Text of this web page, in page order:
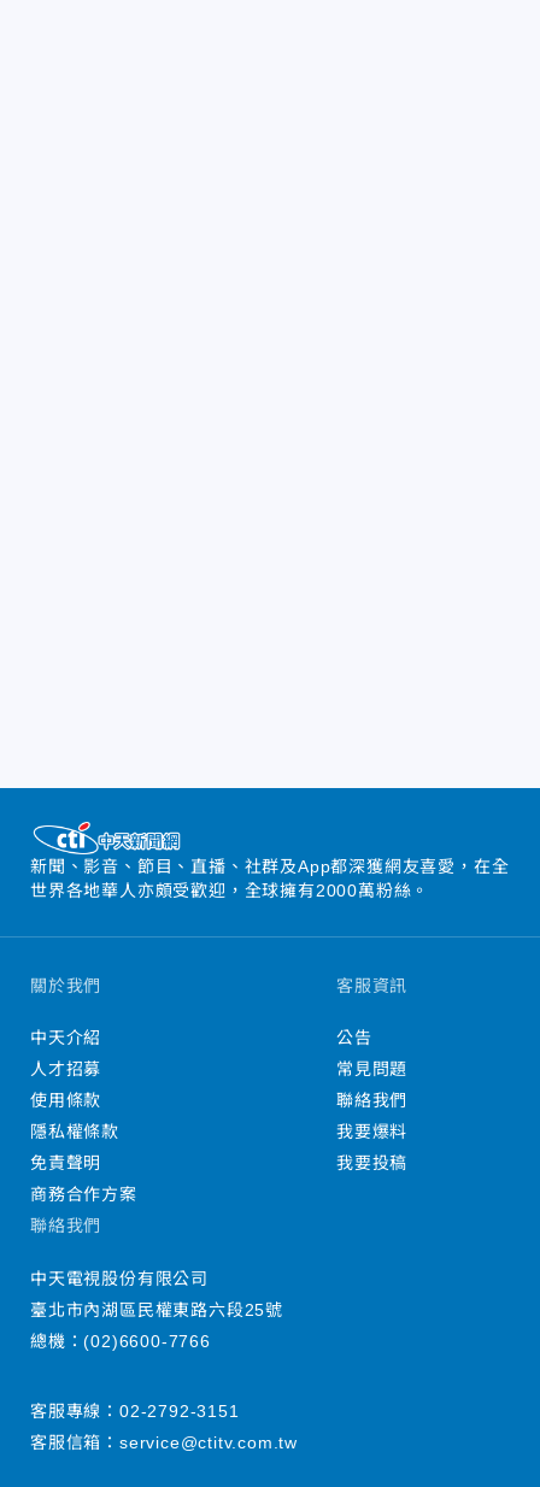
新聞、影音、節目、直播、社群及App都深獲網友喜愛，在全
世界各地華人亦頗受歡迎，全球擁有2000萬粉絲。
關於我們
中天介紹
人才招募
使用條款
隱私權條款
免責聲明
商務合作方案
客服資訊
公告
常見問題
聯絡我們
我要爆料
我要投稿
聯絡我們
中天電視股份有限公司
臺北市內湖區民權東路六段25號
總機：(02)6600-7766
客服專線： 02-2792-3151
客服信箱： service@ctitv.com.tw